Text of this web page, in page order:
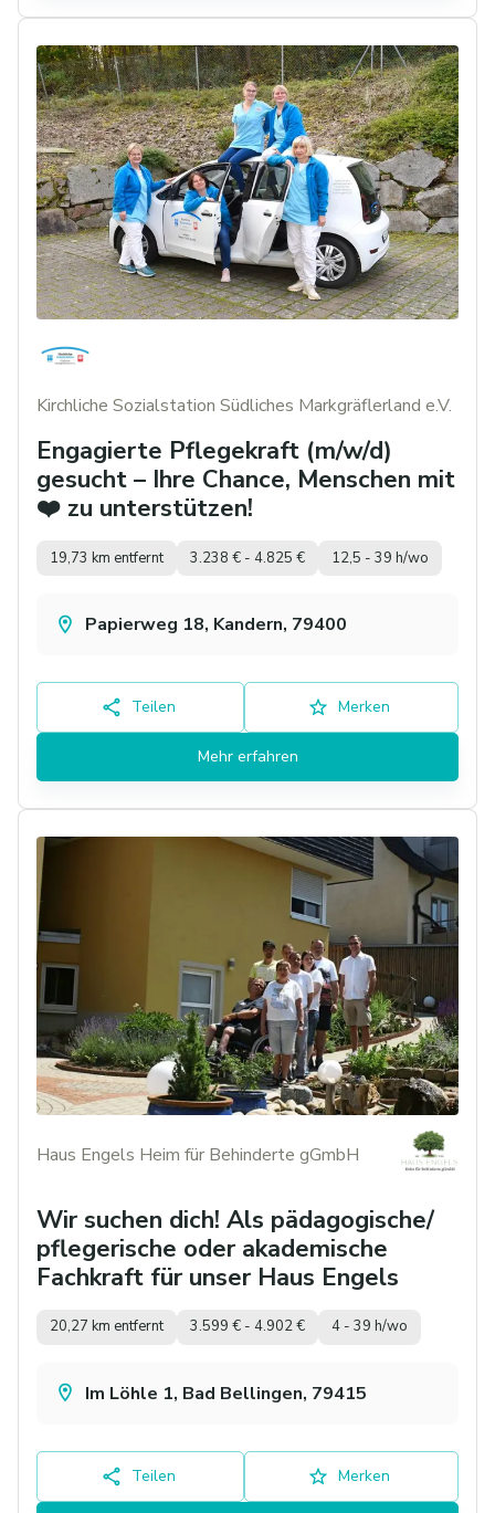
Kirchliche Sozialstation Südliches Markgräflerland e.V.
Engagierte Pflegekraft (m/w/d)
gesucht – Ihre Chance, Menschen mit
❤️ zu unterstützen!
19,73 km entfernt 3.238 € - 4.825 € 12,5 - 39 h/wo
Papierweg 18, Kandern, 79400
Teilen Merken
Mehr erfahren
Haus Engels Heim für Behinderte gGmbH
Wir suchen dich! Als pädagogische/
pflegerische oder akademische
Fachkraft für unser Haus Engels
20,27 km entfernt 3.599 € - 4.902 € 4 - 39 h/wo
Im Löhle 1, Bad Bellingen, 79415
Teilen Merken